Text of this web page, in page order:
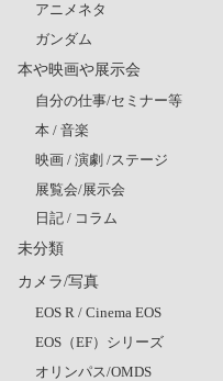
アニメネタ
ガンダム
本や映画や展示会
自分の仕事/セミナー等
本 / 音楽
映画 / 演劇 /ステージ
展覧会/展示会
日記 / コラム
未分類
カメラ/写真
EOS R / Cinema EOS
EOS（EF）シリーズ
オリンパス/OMDS